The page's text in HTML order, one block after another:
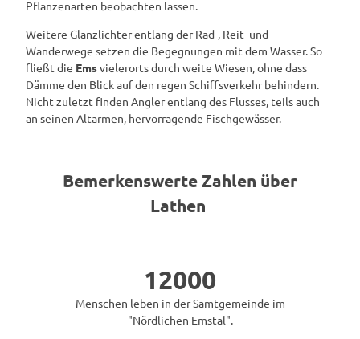
Pflanzenarten beobachten lassen.
Weitere Glanzlichter entlang der Rad-, Reit- und
Wanderwege setzen die Begegnungen mit dem Wasser. So
fließt die Emsvielerorts durch weite Wiesen, ohne dass
Dämme den Blick auf den regen Schiffsverkehr behindern.
Nicht zuletzt finden Angler entlang des Flusses, teils auch
an seinen Altarmen, hervorragende Fischgewässer.
Bemerkenswerte Zahlen über
Lathen
12000
Menschen leben in der Samtgemeinde im
"Nördlichen Emstal".